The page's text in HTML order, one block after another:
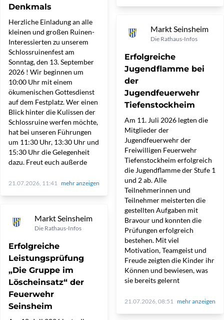
Denkmals
Herzliche Einladung an alle
kleinen und großen Ruinen-
Interessierten zu unserem
Schlossruinenfest am
Sonntag, den 13. September
2026 ! Wir beginnen um
10:00 Uhr mit einem
ökumenischen Gottesdienst
auf dem Festplatz. Wer einen
Blick hinter die Kulissen der
Schlossruine werfen möchte,
hat bei unseren Führungen
um 11:30 Uhr, 13:30 Uhr und
15:30 Uhr die Gelegenheit
dazu. Freut euch außerde
21.07.2026, 11:41 mehr anzeigen
Markt Seinsheim
Die Rathaus-Infos
Erfolgreiche
Leistungsprüfung
„Die Gruppe im
Löscheinsatz“ der
Feuerwehr
Seinsheim
Markt Seinsheim
Die Rathaus-Infos
Erfolgreiche
Jugendflamme bei
der
Jugendfeuerwehr
Tiefenstockheim
Am 11. Juli 2026 legten die
Mitglieder der
Jugendfeuerwehr der
Freiwilligen Feuerwehr
Tiefenstockheim erfolgreich
die Jugendflamme der Stufe 1
und 2 ab. Alle
Teilnehmerinnen und
Teilnehmer meisterten die
gestellten Aufgaben mit
Bravour und konnten die
Prüfungen erfolgreich
bestehen. Mit viel
Motivation, Teamgeist und
Freude zeigten die Kinder ihr
Können und bewiesen, was
sie bereits gelernt
21.07.2026, 08:51 mehr anzeigen